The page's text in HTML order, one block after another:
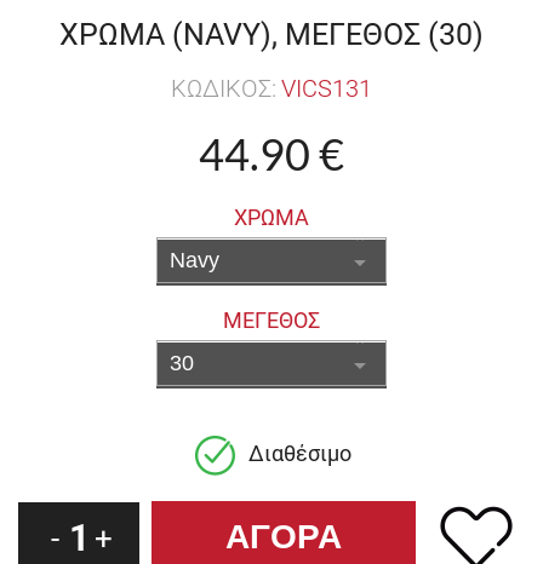
ΧΡΩΜΑ (NAVY), ΜΕΓΕΘΟΣ (30)
ΚΩΔΙΚΟΣ: VICS131
44.90 €
ΧΡΩΜΑ
ΜΕΓΕΘΟΣ
Διαθέσιμο
- 1 +